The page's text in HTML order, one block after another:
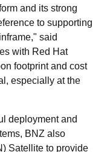
and its strong
to supporting
said
with Red Hat
footprint and cost
especially at the
deployment and
BNZ also
Satellite to provide